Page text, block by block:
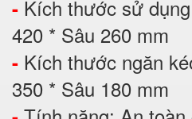
- Kích thước sử
420 * Sâu 260 mm
- Kích thước ngăn
350 * Sâu 180 mm